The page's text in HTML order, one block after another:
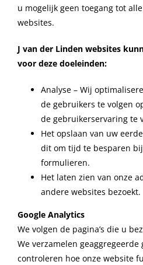
u mogelijk geen toegang tot
websites.
J van der Linden websites
voor deze doeleinden:
Analyse – Wij
de gebruikers te volgen
de gebruikerservaring te
Het opslaan van uw
dit om tijd te besparen
formulieren.
Het laten zien van onze
andere websites bezoekt.
Google Analytics
We volgen de pagina’s die u
We verzamelen geaggregeerde
controleren hoe onze website